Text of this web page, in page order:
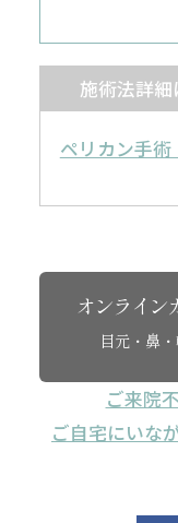
施術法詳細
ペリカン手術
オンライン
目元・鼻
ご来院
ご自宅にいな